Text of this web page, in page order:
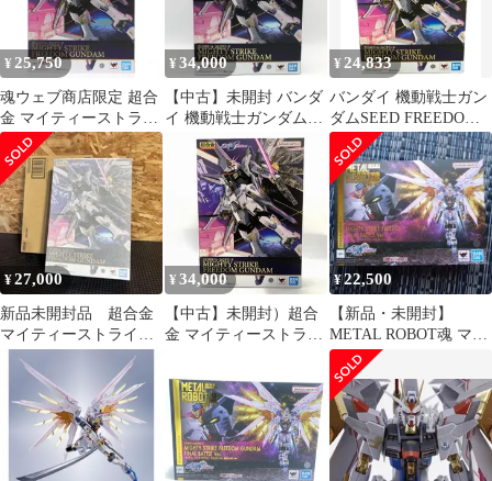
¥ 25,750
魂ウェブ商店限定 超合
金 マイティーストライ
クフリーダムガンダム
機動戦士ガンダムSEED
FREEDOM(シード フリ
ーダム) 完成トイ バン
ダイスピリッツ
¥34,000
【中古】未開封 バンダ
イ 機動戦士ガンダム
SEED FREEDOM 超合
金 ZGMF/A-262PD-P マ
イティーストライクフ
リーダムガンダム[17]
¥ 24,833
バンダイ 機動戦士ガン
ダムSEED FREEDOM
ZGMF/A-262PD-P
MIGHTY STRIKE
FREEDOM GUNDAM
超合金 マイティースト
ライクフリーダムガン
ダム フィギュア
¥27,000
新品未開封品 超合金
マイティーストライク
フリーダムガンダム
¥34,000
【中古】未開封）超合
金 マイティーストライ
[10]
¥22,500
【新品・未開封】
METAL ROBOT魂 マイ
ティーストライクフリ
ーダムガンダム